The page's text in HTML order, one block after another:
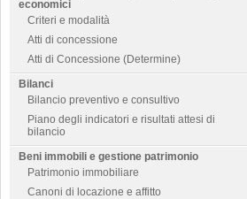
economici
Criteri e modalità
Atti di concessione
Atti di Concessione (Determine)
Bilanci
Bilancio preventivo e consultivo
Piano degli indicatori e risultati attesi di
bilancio
Beni immobili e gestione patrimonio
Patrimonio immobiliare
Canoni di locazione e affitto